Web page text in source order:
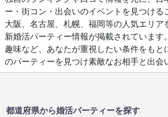
ー・街コン・出会いのイベントを見つける
大阪、名古屋、札幌、福岡等の人気エリア
新婚活パーティー情報が掲載されています
趣味など、あなたが重視したい条件をもと
のパーティーを見つけ素敵なお相手と出会
都道府県から婚活パーティーを探す